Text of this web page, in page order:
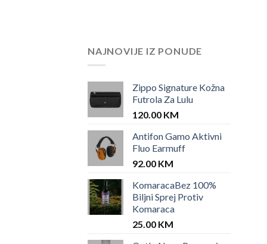
NAJNOVIJE IZ PONUDE
Zippo Signature Kožna
Futrola Za Lulu
120.00 KM
Antifon Gamo Aktivni
Fluo Earmuff
92.00 KM
KomaracaBez 100%
Biljni Sprej Protiv
Komaraca
25.00 KM